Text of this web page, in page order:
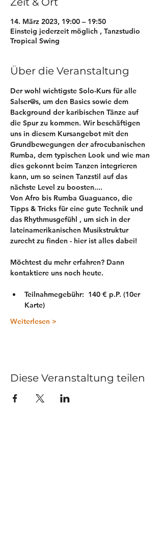
14. März 2023, 19:00 – 19:50
Einsteig jederzeit möglich , Tanzstudio
Tropical Swing
Über die Veranstaltung
Der wohl wichtigste Solo-Kurs für alle
Salser@s, um den Basics sowie dem
Background der karibischen Tänze auf
die Spur zu kommen. Wir beschäftigen
uns in diesem Kursangebot mit den
Grundbewegungen der afrocubanischen
Rumba, dem typischen Look und wie man
dies gekonnt beim Tanzen integrieren
kann, um so seinen Tanzstil auf das
nächste Level zu boosten....
Von Afro bis Rumba Guaguanco, die
Tipps & Tricks für eine gute Technik und
das Rhythmusgefühl , um sich in der
lateinamerikanischen Musikstruktur
zurecht zu finden - hier ist alles dabei!
Möchtest du mehr erfahren? Dann
kontaktiere uns noch heute.
Teilnahmegebühr:  140 € p.P. (10er
Karte)
Weiterlesen >
Diese Veranstaltung teilen